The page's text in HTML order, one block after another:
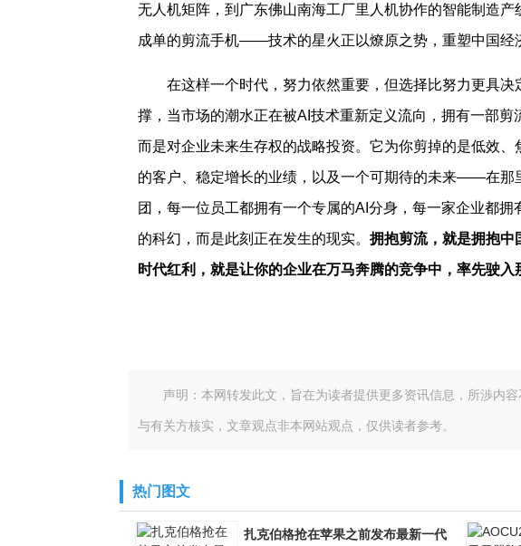
无人机矩阵，到广东佛山南海工厂里人机协作的智能制造
成单的剪流手机——技术的星火正以燎原之势，重塑中国经
在这样一个时代，努力依然重要，但选择比努力更具
撑，当市场的潮水正在被AI技术重新定义流向，拥有一部剪
而是对企业未来生存权的战略投资。它为你剪掉的是低效
的客户、稳定增长的业绩，以及一个可期待的未来——在那
团，每一位员工都拥有一个专属的AI分身，每一家企业都
的科幻，而是此刻正在发生的现实。 拥抱剪流，就是拥抱中
时代红利，就是让你的企业在万马奔腾的竞争中，率先驶入
声明：本网转发此文，旨在为读者提供更多资讯信息，所渉内
与有关方核实，文章观点非本网站观点，仅供读者参考。
热门图文
扎克伯格抢在苹果之前发布最新一代